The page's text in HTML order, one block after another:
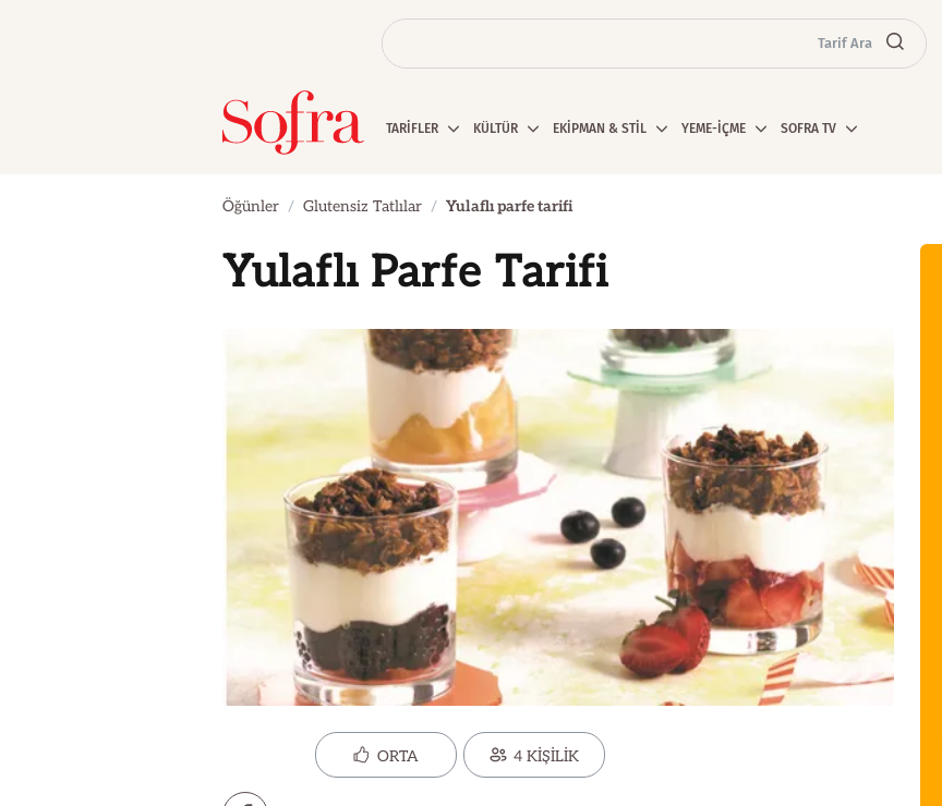
Tarif Ara
TARİFLER KÜLTÜR EKİPMAN & STİL YEME-İÇME SOFRA TV
Öğünler Glutensiz Tatlılar Yulaflı parfe tarifi
Yulaflı Parfe Tarifi
ORTA 4 KİŞİLİK